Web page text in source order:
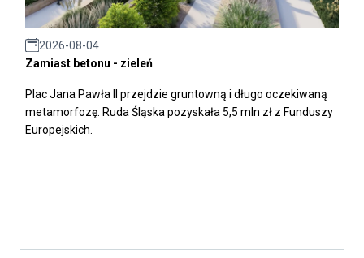
2026-08-04
Zamiast betonu - zieleń
Plac Jana Pawła II przejdzie gruntowną i długo oczekiwaną
metamorfozę. Ruda Śląska pozyskała 5,5 mln zł z Funduszy
Europejskich.